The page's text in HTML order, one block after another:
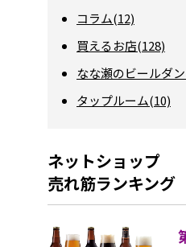
コラム(12)
買えるお店(128)
なな瀬のビールダ
タップルーム(10)
ネットショップ
売れ筋ランキング